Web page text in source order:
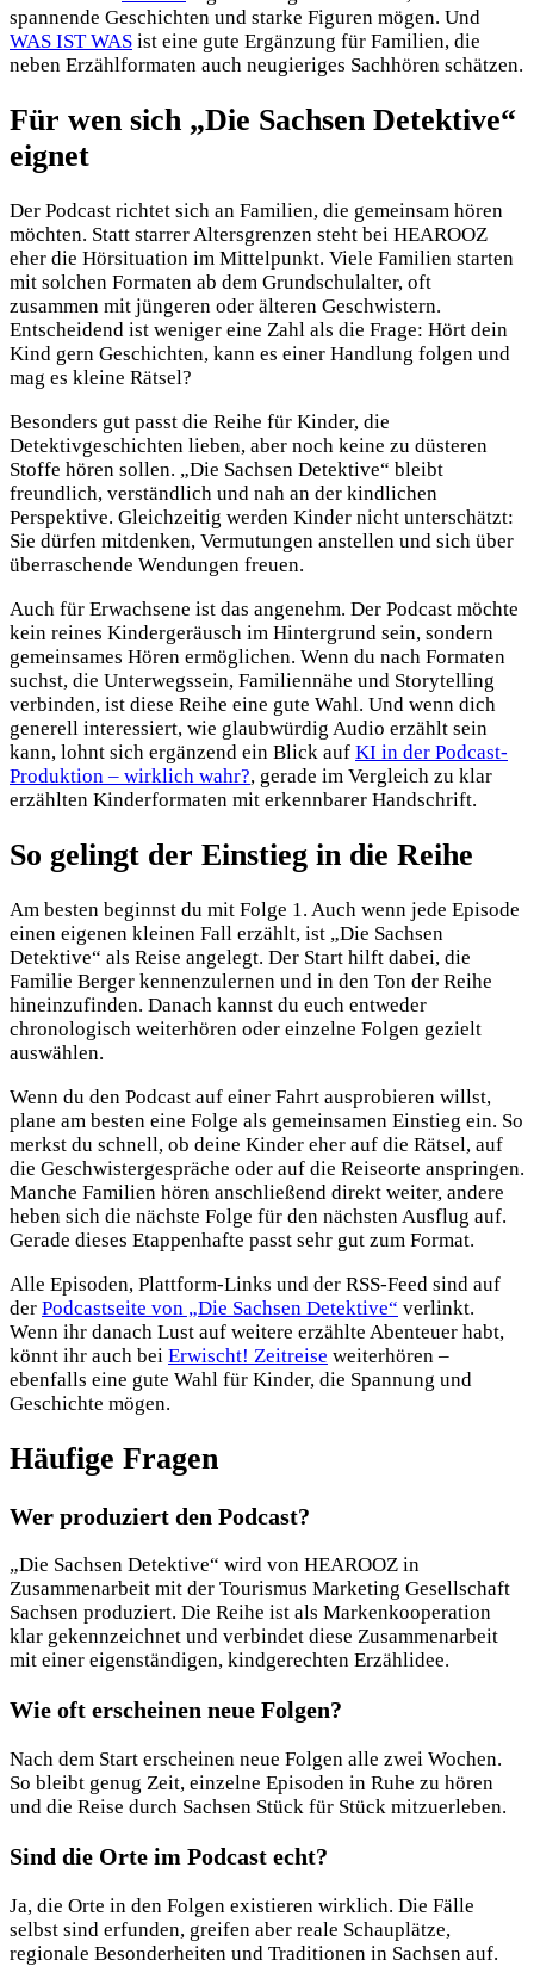
spannende Geschichten und starke Figuren mögen. Und
WAS IST WAS ist eine gute Ergänzung für Familien, die
neben Erzählformaten auch neugieriges Sachhören schätzen.
Für wen sich „Die Sachsen Detektive“
eignet
Der Podcast richtet sich an Familien, die gemeinsam hören
möchten. Statt starrer Altersgrenzen steht bei HEAROOZ
eher die Hörsituation im Mittelpunkt. Viele Familien starten
mit solchen Formaten ab dem Grundschulalter, oft
zusammen mit jüngeren oder älteren Geschwistern.
Entscheidend ist weniger eine Zahl als die Frage: Hört dein
Kind gern Geschichten, kann es einer Handlung folgen und
mag es kleine Rätsel?
Besonders gut passt die Reihe für Kinder, die
Detektivgeschichten lieben, aber noch keine zu düsteren
Stoffe hören sollen. „Die Sachsen Detektive“ bleibt
freundlich, verständlich und nah an der kindlichen
Perspektive. Gleichzeitig werden Kinder nicht unterschätzt:
Sie dürfen mitdenken, Vermutungen anstellen und sich über
überraschende Wendungen freuen.
Auch für Erwachsene ist das angenehm. Der Podcast möchte
kein reines Kindergeräusch im Hintergrund sein, sondern
gemeinsames Hören ermöglichen. Wenn du nach Formaten
suchst, die Unterwegssein, Familiennähe und Storytelling
verbinden, ist diese Reihe eine gute Wahl. Und wenn dich
generell interessiert, wie glaubwürdig Audio erzählt sein
kann, lohnt sich ergänzend ein Blick auf KI in der Podcast-
Produktion – wirklich wahr?, gerade im Vergleich zu klar
erzählten Kinderformaten mit erkennbarer Handschrift.
So gelingt der Einstieg in die Reihe
Am besten beginnst du mit Folge 1. Auch wenn jede Episode
einen eigenen kleinen Fall erzählt, ist „Die Sachsen
Detektive“ als Reise angelegt. Der Start hilft dabei, die
Familie Berger kennenzulernen und in den Ton der Reihe
hineinzufinden. Danach kannst du euch entweder
chronologisch weiterhören oder einzelne Folgen gezielt
auswählen.
Wenn du den Podcast auf einer Fahrt ausprobieren willst,
plane am besten eine Folge als gemeinsamen Einstieg ein. So
merkst du schnell, ob deine Kinder eher auf die Rätsel, auf
die Geschwistergespräche oder auf die Reiseorte anspringen.
Manche Familien hören anschließend direkt weiter, andere
heben sich die nächste Folge für den nächsten Ausflug auf.
Gerade dieses Etappenhafte passt sehr gut zum Format.
Alle Episoden, Plattform-Links und der RSS-Feed sind auf
der Podcastseite von „Die Sachsen Detektive“ verlinkt.
Wenn ihr danach Lust auf weitere erzählte Abenteuer habt,
könnt ihr auch bei Erwischt! Zeitreise weiterhören –
ebenfalls eine gute Wahl für Kinder, die Spannung und
Geschichte mögen.
Häufige Fragen
Wer produziert den Podcast?
„Die Sachsen Detektive“ wird von HEAROOZ in
Zusammenarbeit mit der Tourismus Marketing Gesellschaft
Sachsen produziert. Die Reihe ist als Markenkooperation
klar gekennzeichnet und verbindet diese Zusammenarbeit
mit einer eigenständigen, kindgerechten Erzählidee.
Wie oft erscheinen neue Folgen?
Nach dem Start erscheinen neue Folgen alle zwei Wochen.
So bleibt genug Zeit, einzelne Episoden in Ruhe zu hören
und die Reise durch Sachsen Stück für Stück mitzuerleben.
Sind die Orte im Podcast echt?
Ja, die Orte in den Folgen existieren wirklich. Die Fälle
selbst sind erfunden, greifen aber reale Schauplätze,
regionale Besonderheiten und Traditionen in Sachsen auf.